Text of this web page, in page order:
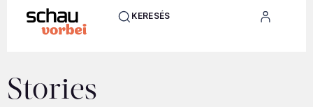
KERESÉS
Stories